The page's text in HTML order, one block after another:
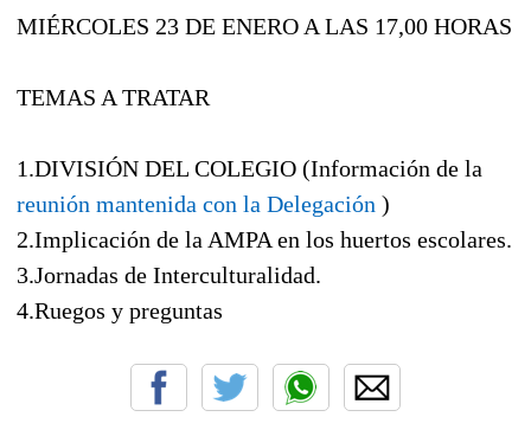
MIÉRCOLES 23 DE ENERO A LAS 17,00 HORAS
TEMAS A TRATAR
1.DIVISIÓN DEL COLEGIO (Información de la
reunión mantenida con la Delegación )
2.Implicación de la AMPA en los huertos escolares.
3.Jornadas de Interculturalidad.
4.Ruegos y preguntas